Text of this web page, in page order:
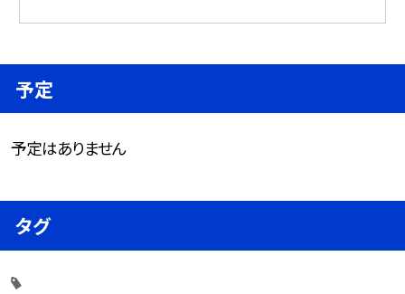
予定
予定はありません
タグ